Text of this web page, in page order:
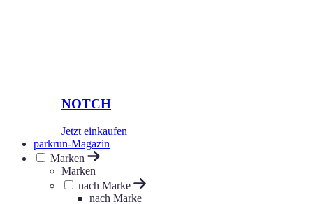
NOTCH
Jetzt einkaufen
parkrun-Magazin
Marken
Marken
nach Marke
nach Marke